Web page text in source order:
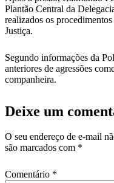
Plantão Central da
realizados os
Justiça.
Segundo informações da
anteriores de agressões
companheira.
Deixe um
O seu endereço de e-mail
são marcados com *
Comentário *